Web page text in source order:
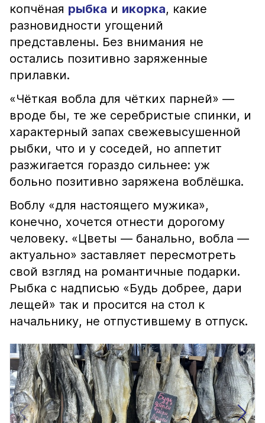
копчёная рыбка и икорка, какие
разновидности угощений
представлены. Без внимания не
остались позитивно заряженные
прилавки.
«Чёткая вобла для чётких парней» —
вроде бы, те же серебристые спинки, и
характерный запах свежевысушенной
рыбки, что и у соседей, но аппетит
разжигается гораздо сильнее: уж
больно позитивно заряжена воблёшка.
Воблу «для настоящего мужика»,
конечно, хочется отнести дорогому
человеку. «Цветы — банально, вобла —
актуально» заставляет пересмотреть
свой взгляд на романтичные подарки.
Рыбка с надписью «Будь добрее, дари
лещей» так и просится на стол к
начальнику, не отпустившему в отпуск.